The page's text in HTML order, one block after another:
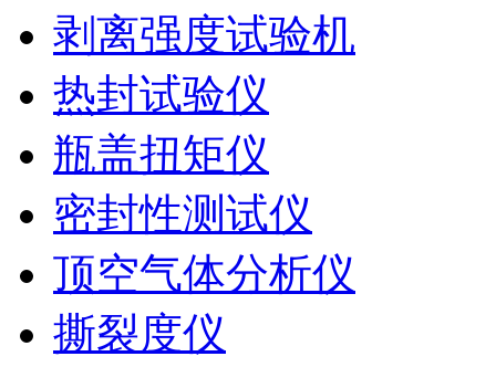
剥离强度试验机
热封试验仪
瓶盖扭矩仪
密封性测试仪
顶空气体分析仪
撕裂度仪